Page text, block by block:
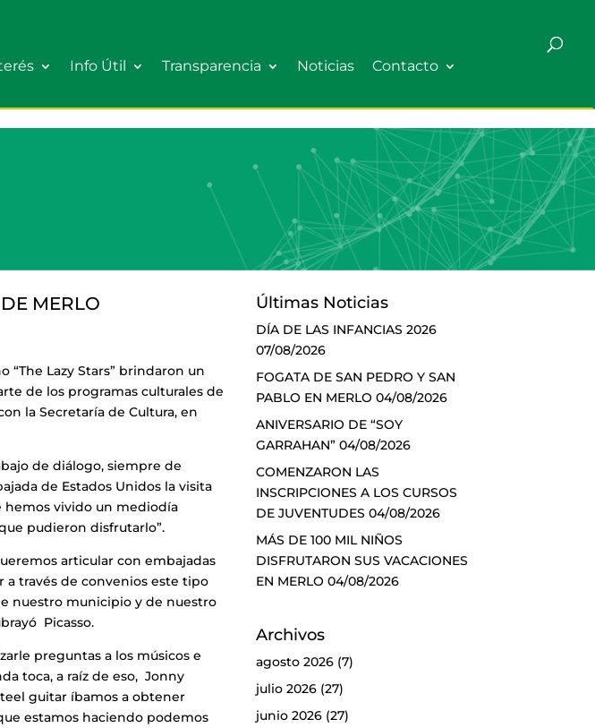
Info Útil Transparencia Noticias Contacto
MERLO
Lazy Stars” brindaron un
de los programas culturales de
la Secretaría de Cultura, en
de diálogo, siempre de
de Estados Unidos la visita
hemos vivido un mediodía
pudieron disfrutarlo”.
articular con embajadas
través de convenios este tipo
nuestro municipio y de nuestro
Picasso.
preguntas a los músicos e
toca, a raíz de eso, Jonny
guitar íbamos a obtener
estamos haciendo podemos
Últimas Noticias
DÍA DE LAS INFANCIAS 2026
07/08/2026
FOGATA DE SAN PEDRO Y SAN
PABLO EN MERLO 04/08/2026
ANIVERSARIO DE “SOY
GARRAHAN” 04/08/2026
COMENZARON LAS
INSCRIPCIONES A LOS CURSOS
DE JUVENTUDES 04/08/2026
MÁS DE 100 MIL NIÑOS
DISFRUTARON SUS VACACIONES
EN MERLO 04/08/2026
Archivos
agosto 2026(7)
julio 2026(27)
junio 2026(27)